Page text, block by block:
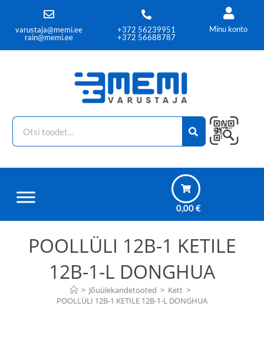
varustaja@memi.ee
rain@memi.ee
+372 56239951
+372 56688787
Minu konto
0,00€
POOLLÜLI 12B-1 KETILE
12B-1-L DONGHUA
> Jõuülekandetooted > Kett >
POOLLÜLI 12B-1 KETILE 12B-1-L DONGHUA